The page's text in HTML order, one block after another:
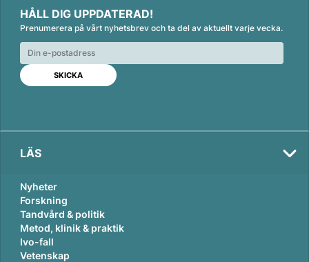
n
k
e
d
n
c
e
b
o
o
k
a
i
l
HÅLL DIG UPPDATERAD!
Prenumerera på vårt nyhetsbrev och ta del av aktuellt varje vecka.
LÄS
Nyheter
Forskning
Tandvård & politik
Metod, klinik & praktik
Ivo-fall
Vetenskap